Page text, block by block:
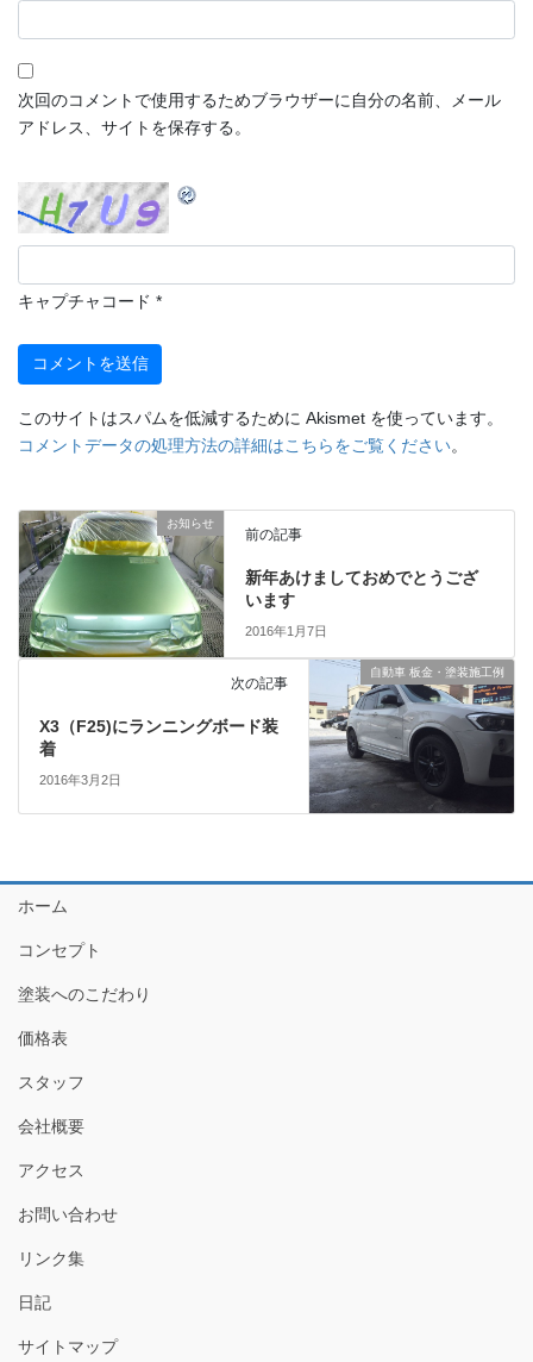
次回のコメントで使用するためブラウザーに自分の名前、メール
アドレス、サイトを保存する。
キャプチャコード *
このサイトはスパムを低減するために Akismet を使っています。
コメントデータの処理方法の詳細はこちらをご覧ください。
お知らせ
前の記事
新年あけましておめでとうござ
います
2016年1月7日
自動車 板金・塗装施工例
次の記事
X3（F25)にランニングボード装
着
2016年3月2日
ホーム
コンセプト
塗装へのこだわり
価格表
スタッフ
会社概要
アクセス
お問い合わせ
リンク集
日記
サイトマップ